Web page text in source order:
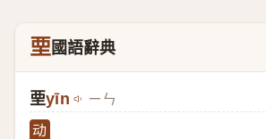
垔國語辭典
垔yīn ㄧㄣ
动